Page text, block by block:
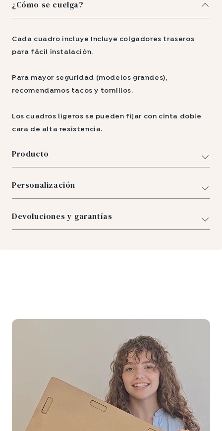
¿Cómo se cuelga?
Cada cuadro incluye Incluye colgadores traseros
para fácil instalación.
Para mayor seguridad (modelos grandes),
recomendamos tacos y tornillos.
Los cuadros ligeros se pueden fijar con cinta doble
cara de alta resistencia.
Producto
Personalización
Devoluciones y garantías